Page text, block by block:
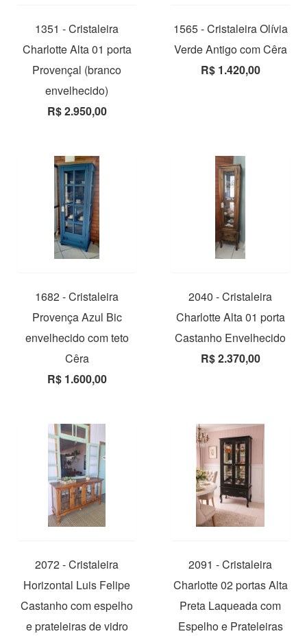
1351 - Cristaleira
Charlotte Alta 01 porta
Provençal (branco
envelhecido)
R$ 2.950,00
1565 - Cristaleira Olívia
Verde Antigo com Cêra
R$ 1.420,00
1682 - Cristaleira
Provença Azul Bic
envelhecido com teto
Cêra
R$ 1.600,00
2040 - Cristaleira
Charlotte Alta 01 porta
Castanho Envelhecido
R$ 2.370,00
2072 - Cristaleira
Horizontal Luis Felipe
Castanho com espelho
e prateleiras de vidro
2091 - Cristaleira
Charlotte 02 portas Alta
Preta Laqueada com
Espelho e Prateleiras